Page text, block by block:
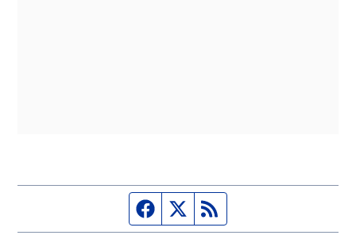
Página de Facebook
Fuente Twitter